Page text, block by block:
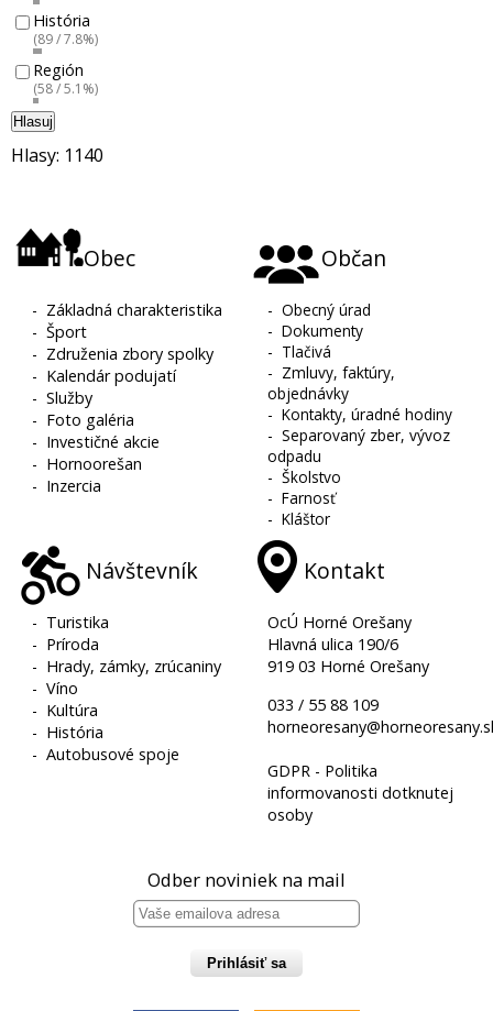
História
(89 / 7.8%)
Región
(58 / 5.1%)
Hlasuj
Hlasy: 1140
Obec
- Základná charakteristika
-Šport
- Združenia zbory spolky
- Kalendár podujatí
-Služby
- Foto galéria
- Investičné akcie
- Hornoorešan
- Inzercia
Občan
-Obecný úrad
-Dokumenty
- Tlačivá
- Zmluvy, faktúry,
objednávky
-Kontakty, úradné hodiny
-Separovaný zber, vývoz
odpadu
-Školstvo
-Farnosť
-Kláštor
Návštevník
- Turistika
- Príroda
- Hrady, zámky, zrúcaniny
-Víno
- Kultúra
- História
-Autobusové spoje
Kontakt
OcÚ Horné Orešany
Hlavná ulica 190/6
919 03 Horné Orešany
033 / 55 88 109
GDPR - Politika
informovanosti dotknutej
osoby
Odber noviniek na mail
Prihlásiť sa